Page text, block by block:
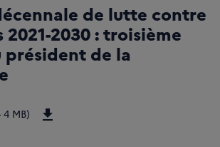
de lutte contre
2021-2030 : troisième
de la
4 MB)